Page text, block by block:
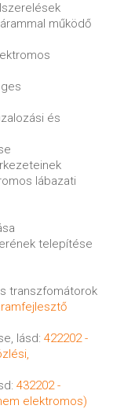
működő
és
lábazati
telepítése
transzfomátorok
lásd: 422202 -
432202 -
elektromos)